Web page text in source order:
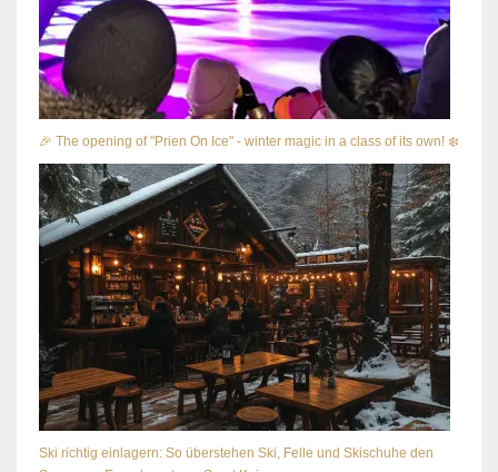
🎉 The opening of "Prien On Ice" - winter magic in a class of its own! ❄️
Ski richtig einlagern: So überstehen Ski, Felle und Skischuhe den